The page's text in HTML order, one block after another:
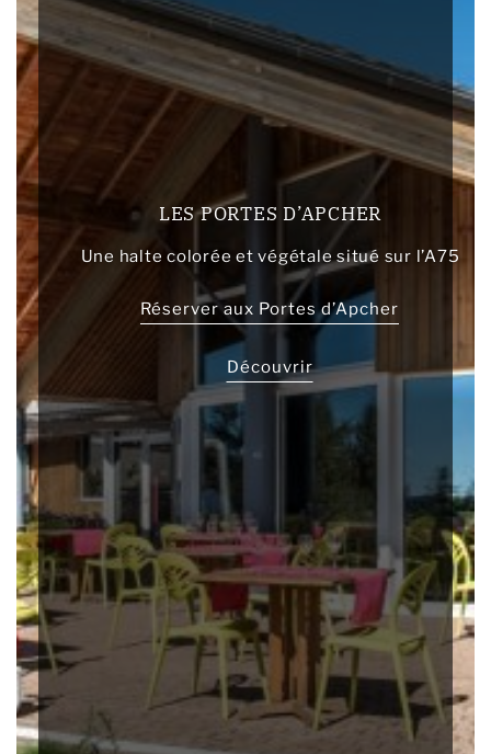
LES PORTES D’APCHER
Une halte colorée et végétale situé sur l’A75
Réserver aux Portes d’Apcher
Découvrir